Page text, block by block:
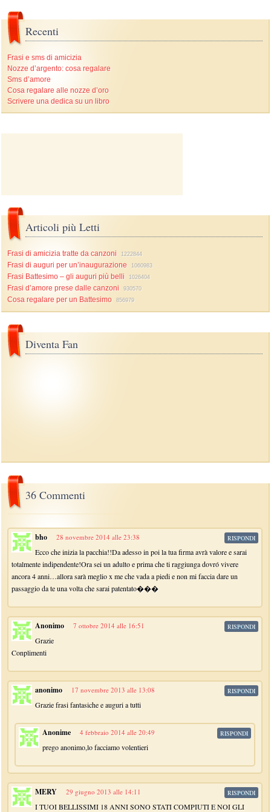
Recenti
Frasi e sms di amicizia
Nozze d’argento: cosa regalare
Sms d’amore
Cosa regalare alle nozze d’oro
Scrivere una dedica su un libro
Articoli più Letti
Frasi di amicizia tratte da canzoni 1222844
Frasi di auguri per un’inaugurazione 1060983
Frasi Battesimo – gli auguri più belli 1026404
Frasi d’amore prese dalle canzoni 930570
Cosa regalare per un Battesimo 856979
Diventa Fan
36 Commenti
bho 28 novembre 2014 alle 23:38
Ecco che inizia la pacchia!!Da adesso in poi la tua firma avrà valore e sarai
totalmente indipendente!Ora sei un adulto e prima che ti raggiunga dovró vivere
ancora 4 anni…allora sarà meglio x me che vada a piedi e non mi faccia dare un
passaggio da te una volta che sarai patentato���
RISPONDI
Anonimo 7 ottobre 2014 alle 16:51
Grazie
Conplimenti
RISPONDI
anonimo 17 novembre 2013 alle 13:08
Grazie frasi fantasiche e auguri a tutti
RISPONDI
Anonime 4 febbraio 2014 alle 20:49
prego anonimo,lo facciamo volentieri
RISPONDI
MERY 29 giugno 2013 alle 14:11
I TUOI BELLISSIMI 18 ANNI SONO STATI COMPIUTI E NOI GLI
RISPONDI